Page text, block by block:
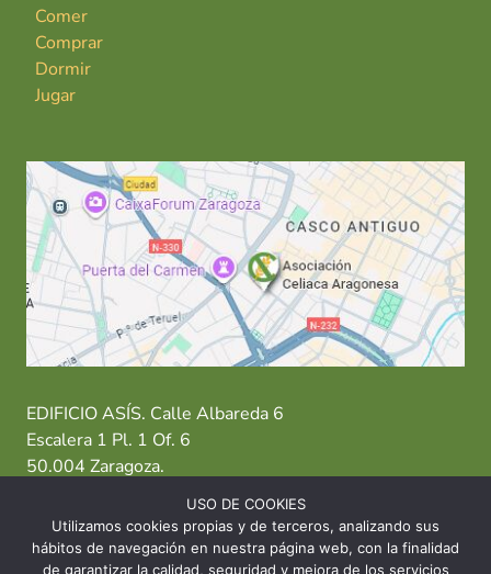
Comer
Comprar
Dormir
Jugar
EDIFICIO ASÍS. Calle Albareda 6
Escalera 1 Pl. 1 Of. 6
50.004 Zaragoza.
T: 976 484 949 M: 635 638 563
Sede Zaragoza·Sede Huesca· Sede Teruel
USO DE COOKIES
Utilizamos cookies propias y de terceros, analizando sus
hábitos de navegación en nuestra página web, con la finalidad
de garantizar la calidad, seguridad y mejora de los servicios